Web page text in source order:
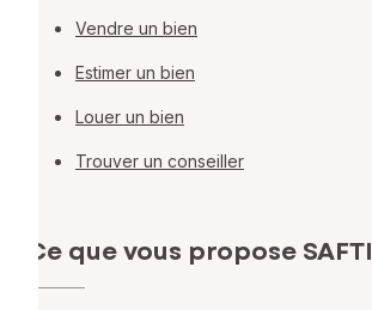
Vendre un bien
Estimer un bien
Louer un bien
Trouver un conseiller
Ce que vous propose SAFTI